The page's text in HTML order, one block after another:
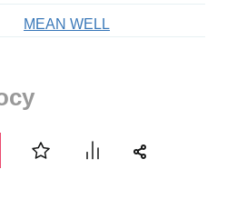
MEAN WELL